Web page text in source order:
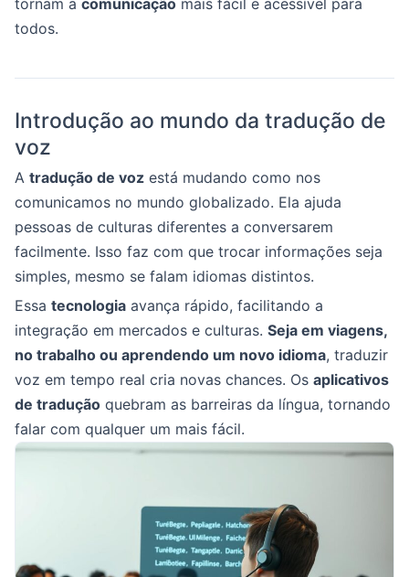
tornam a comunicação mais fácil e acessível para
todos.
Introdução ao mundo da tradução de
voz
A tradução de voz está mudando como nos
comunicamos no mundo globalizado. Ela ajuda
pessoas de culturas diferentes a conversarem
facilmente. Isso faz com que trocar informações seja
simples, mesmo se falam idiomas distintos.
Essa tecnologia avança rápido, facilitando a
integração em mercados e culturas. Seja em viagens,
no trabalho ou aprendendo um novo idioma, traduzir
voz em tempo real cria novas chances. Os aplicativos
de tradução quebram as barreiras da língua, tornando
falar com qualquer um mais fácil.